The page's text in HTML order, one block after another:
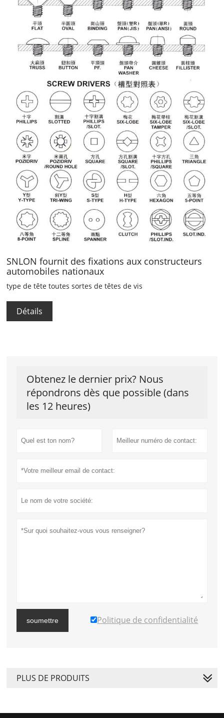
SNLON fournit des fixations aux constructeurs
automobiles nationaux
type de tête toutes sortes de têtes de vis
Détails
Obtenez le dernier prix? Nous
répondrons dès que possible (dans
les 12 heures)
soumettre Politique de confidentialité
PLUS DE PRODUITS